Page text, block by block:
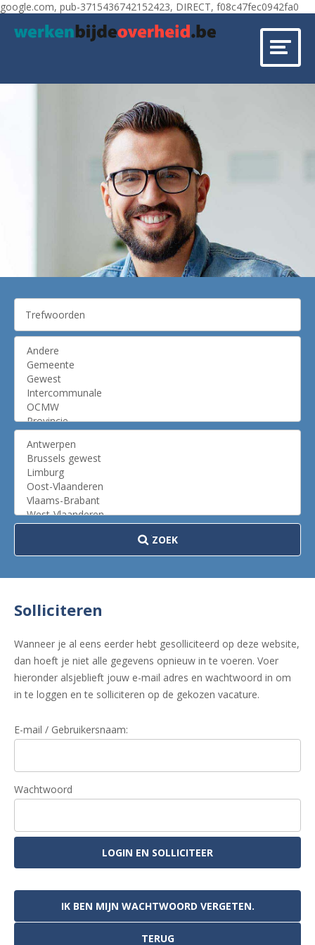
google.com, pub-3715436742152423, DIRECT, f08c47fec0942fa0
ZOEK
Solliciteren
Wanneer je al eens eerder hebt gesolliciteerd op deze website,
dan hoeft je niet alle gegevens opnieuw in te voeren. Voer
hieronder alsjeblieft jouw e-mail adres en wachtwoord in om
in te loggen en te solliciteren op de gekozen vacature.
E-mail / Gebruikersnaam:
Wachtwoord
IK BEN MIJN WACHTWOORD VERGETEN.